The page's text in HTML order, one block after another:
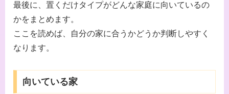
最後に、置くだけタイプがどんな家庭に向いているの
かをまとめます。
ここを読めば、自分の家に合うかどうか判断しやすく
なります。
向いている家